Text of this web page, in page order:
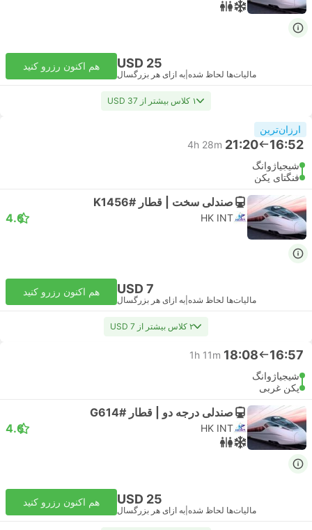
USD 25
مالیات‌ها لحاظ شده به ازای هر بزرگسال
هم اکنون رزرو کنید
۱ کلاس بیشتر از USD 37
ارزان‌ترین
16:52
21:20
4h 28m
شیجیاژوانگ
فنگتای پکن
صندلی سخت | قطار #K1456
HK INT
4.6
USD 7
مالیات‌ها لحاظ شده به ازای هر بزرگسال
هم اکنون رزرو کنید
۲ کلاس بیشتر از USD 7
16:57
18:08
1h 11m
شیجیاژوانگ
پکن غربی
صندلی درجه دو | قطار #G614
HK INT
4.6
USD 25
مالیات‌ها لحاظ شده به ازای هر بزرگسال
هم اکنون رزرو کنید